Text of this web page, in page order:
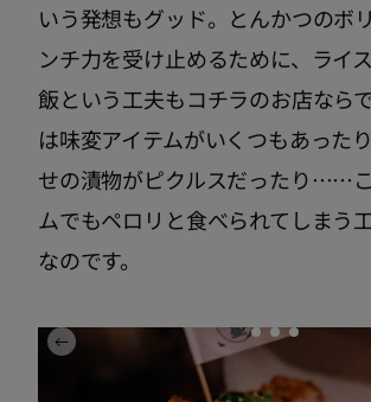
いう発想もグッド。とんかつのボ
ンチ力を受け止めるために、ライ
飯という工夫もコチラのお店なら
は味変アイテムがいくつもあった
せの漬物がピクルスだったり……
ムでもペロリと食べられてしまう
なのです。